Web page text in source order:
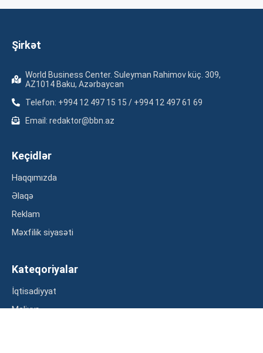
Şirkət
World Business Center. Suleyman Rahimov küç. 309,
AZ1014 Baku, Azərbaycan
Telefon: +994 12 497 15 15 / +994 12 497 61 69
Email: redaktor@bbn.az
Keçidlər
Haqqımızda
Əlaqə
Reklam
Məxfilik siyasəti
Kateqoriyalar
İqtisadiyyat
Maliyyə